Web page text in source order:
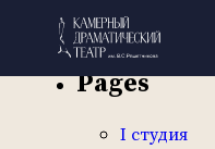
Search
for:
Pages
I студия